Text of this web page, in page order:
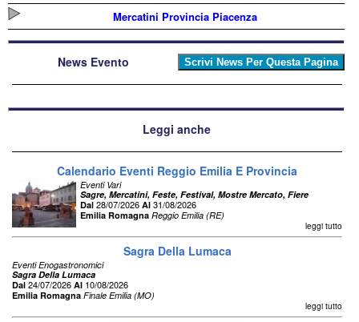
Mercatini Provincia Piacenza
News Evento
Leggi anche
Calendario Eventi Reggio Emilia E Provincia
Eventi Vari
Sagre, Mercatini, Feste, Festival, Mostre Mercato, Fiere
Dal 28/07/2026 Al 31/08/2026
Emilia Romagna Reggio Emilia (RE)
leggi tutto
Sagra Della Lumaca
Eventi Enogastronomici
Sagra Della Lumaca
Dal 24/07/2026 Al 10/08/2026
Emilia Romagna Finale Emilia (MO)
leggi tutto